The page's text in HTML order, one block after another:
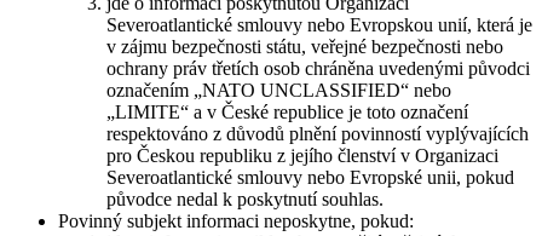
Severoatlantické smlouvy nebo Evropskou unií, která je
v zájmu bezpečnosti státu, veřejné bezpečnosti nebo
ochrany práv třetích osob chráněna uvedenými původci
označením „NATO UNCLASSIFIED“ nebo
„LIMITE“ a v České republice je toto označení
respektováno z důvodů plnění povinností vyplývajících
pro Českou republiku z jejího členství v Organizaci
Severoatlantické smlouvy nebo Evropské unii, pokud
původce nedal k poskytnutí souhlas.
Povinný subjekt informaci neposkytne, pokud: